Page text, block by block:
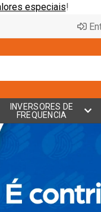
especiais!
INVERSORES DE
FREQUENCIA